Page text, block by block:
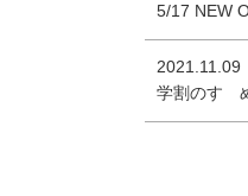
5/17 NEW
2021.11.09
学割のすゝ